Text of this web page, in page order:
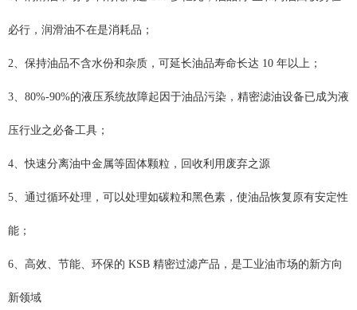
必行，润滑油不在是消耗品；
2、保持油品不含水份和杂质，可延长油品寿命长达 10 年以上；
3、80%-90%的液压系统故障起因于油品污染，精密滤油设备已成为液
压行业之必备工具；
4、快速分离油中金属等固体颗粒，回收利用废弃之源
5、通过循环处理，可以处理如碳粒和黑色素，使油品恢复原有安定性
能；
6、高效、节能、环保的 KSB 精密过滤产品，是工业油市场的新方向
新领域